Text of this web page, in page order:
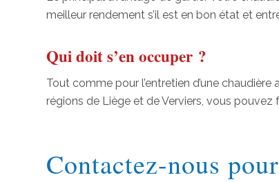
meilleur rendement s’il est en bon état et
Qui doit s’en occuper ?
Tout comme pour l’entretien d’une chaudière
régions de Liège et de Verviers, vous pouvez
Contactez-nous